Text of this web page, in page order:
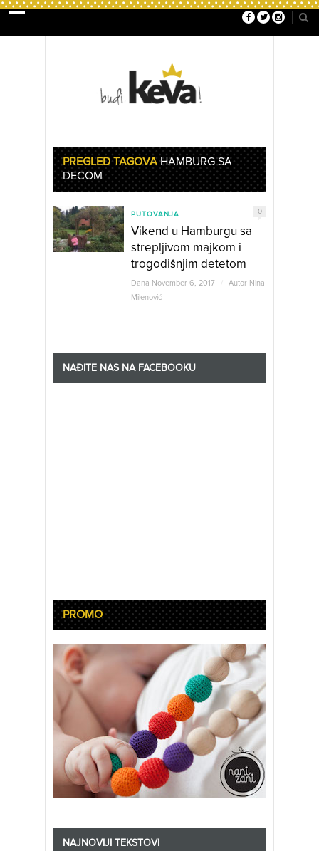
PREGLED TAGOVAHAMBURG SA
DECOM
PUTOVANJA 0
Vikend u Hamburgu sa
strepljivom majkom i
trogodišnjim detetom
Dana November 6, 2017 Autor Nina
Milenović
NAĐITE NAS NA FACEBOOKU
PROMO
NAJNOVIJI TEKSTOVI